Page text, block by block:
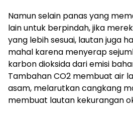
Namun selain panas yang
lain untuk berpindah, jika
yang lebih sesuai, lautan juga
mahal karena menyerap
karbon dioksida dari emisi
Tambahan CO2 membuat air
asam, melarutkan cangkang
membuat lautan kekurangan